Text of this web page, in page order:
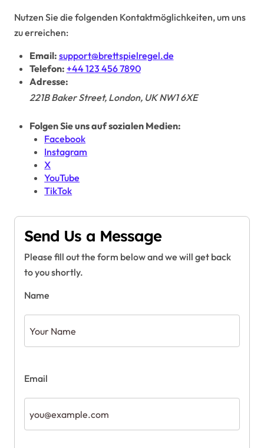
Nutzen Sie die folgenden Kontaktmöglichkeiten, um uns
zu erreichen:
Email: support@brettspielregel.de
Telefon: +44 123 456 7890
Adresse:
221B Baker Street, London, UK NW1 6XE
Folgen Sie uns auf sozialen Medien:
Facebook
Instagram
X
YouTube
TikTok
Send Us a Message
Please fill out the form below and we will get back
to you shortly.
Name
Email